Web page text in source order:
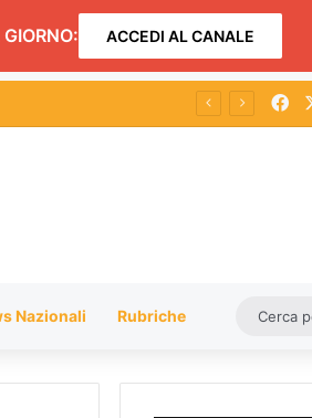
ACCEDI AL CANALE
FOTO
Nazionali Rubriche